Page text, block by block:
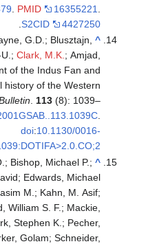
PMID 16355221
S2CID
4427250
.
^
G.D.; Blusztajn,
U.;Clark, M.K.; Amjad,
of the Indus Fan and
history of the Western
.113 (8): 1039–
.
doi:10.1130/0016-
^
Bishop, Michael P.;
Edwards, Michael
M.; Kahn, M. Asif;
William S. F.; Mackie,
Stephen K.; Pecher,
Golam; Schneider,